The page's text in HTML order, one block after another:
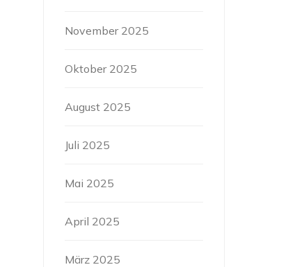
November 2025
Oktober 2025
August 2025
Juli 2025
Mai 2025
April 2025
März 2025